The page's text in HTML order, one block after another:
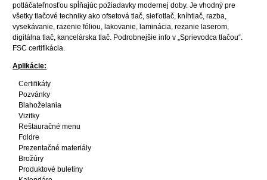
potláčateľnosťou spĺňajúc požiadavky modernej doby.Je vhodný pre
všetky tlačové techniky ako ofsetová tlač, sieťotlač, kníhtlač, razba,
vysekávanie, razenie fóliou, lakovanie, laminácia, rezanie laserom,
digitálna tlač, kancelárska tlač. Podrobnejšie info v „Sprievodca tlačou“.
FSC certifikácia.
Aplikácie:
Certifikáty
Pozvánky
Blahoželania
Vizitky
Reštauračné menu
Foldre
Prezentačné materiály
Brožúry
Produktové buletiny